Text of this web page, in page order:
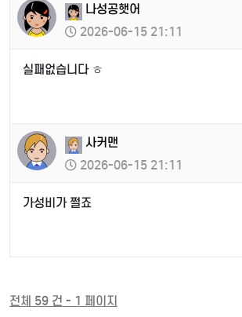
나성공햇어
2026-06-15 21:11
실패없습니다 ㅎ
사커맨
2026-06-15 21:11
가성비가 쩔죠
전체 59 건 - 1 페이지